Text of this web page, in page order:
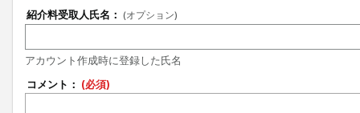
紹介料受取人氏名： (オプション)
アカウント作成時に登録した氏名
コメント： (必須)